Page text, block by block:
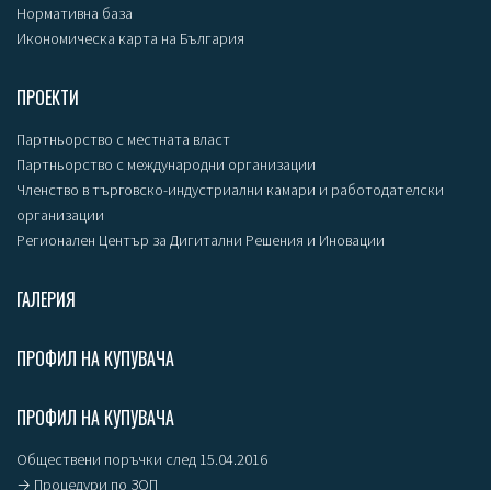
Нормативна база
Икономическа карта на България
ПРОЕКТИ
Партньорство с местната власт
Партньорство с международни организации
Членство в търговско-индустриални камари и работодателски
организации
Регионален Център за Дигитални Решения и Иновации
ГАЛЕРИЯ
ПРОФИЛ НА КУПУВАЧА
ПРОФИЛ НА КУПУВАЧА
Обществени поръчки след 15.04.2016
→ Процедури по ЗОП